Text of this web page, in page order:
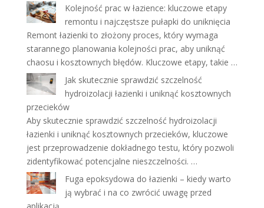
Kolejność prac w łazience: kluczowe etapy
remontu i najczęstsze pułapki do uniknięcia
Remont łazienki to złożony proces, który wymaga
starannego planowania kolejności prac, aby uniknąć
chaosu i kosztownych błędów. Kluczowe etapy, takie …
Jak skutecznie sprawdzić szczelność
hydroizolacji łazienki i uniknąć kosztownych
przecieków
Aby skutecznie sprawdzić szczelność hydroizolacji
łazienki i uniknąć kosztownych przecieków, kluczowe
jest przeprowadzenie dokładnego testu, który pozwoli
zidentyfikować potencjalne nieszczelności. …
Fuga epoksydowa do łazienki – kiedy warto
ją wybrać i na co zwrócić uwagę przed
aplikacją